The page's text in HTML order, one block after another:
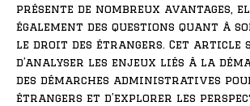
présente de nombreux avantages,
également des questions quant à
le droit des étrangers. Cet article
d’analyser les enjeux liés à la
des démarches administratives
étrangers et d’explorer les